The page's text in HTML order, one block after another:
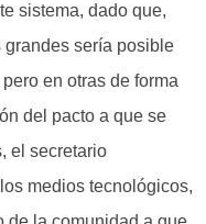
sistema, dado que,
sería posible
en otras de forma
del pacto a que se
el secretario
medios tecnológicos,